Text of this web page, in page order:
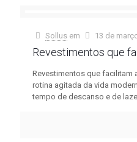
Sollus em 13 de
Revestimentos que
Revestimentos que facilitam
rotina agitada da vida
tempo de descanso e de